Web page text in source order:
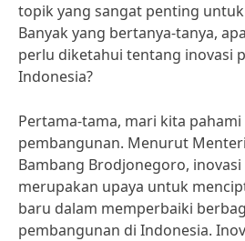
topik yang sangat penting
Banyak yang bertanya-tanya,
perlu diketahui tentang inovasi
Indonesia?
Pertama-tama, mari kita
pembangunan. Menurut
Bambang Brodjonegoro,
merupakan upaya untuk
baru dalam memperbaiki
pembangunan di Indonesia.